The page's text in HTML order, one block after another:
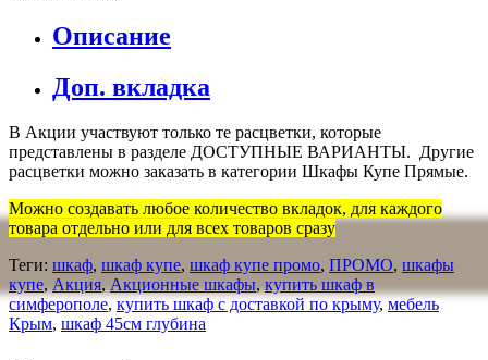
Описание
Доп. вкладка
В Акции участвуют только те расцветки, которые
представлены в разделе ДОСТУПНЫЕ ВАРИАНТЫ. Другие
расцветки можно заказать в категории Шкафы Купе Прямые.
Можно создавать любое количество вкладок, для каждого
товара отдельно или для всех товаров сразу
Теги: шкаф, шкаф купе, шкаф купе промо, ПРОМО, шкафы
купе, Акция, Акционные шкафы, купить шкаф в
симферополе, купить шкаф с доставкой по крыму, мебель
Крым, шкаф 45см глубина